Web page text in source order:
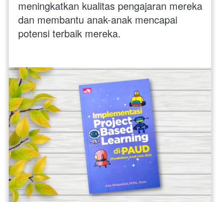
meningkatkan kualitas pengajaran mereka
dan membantu anak-anak mencapai
potensi terbaik mereka.